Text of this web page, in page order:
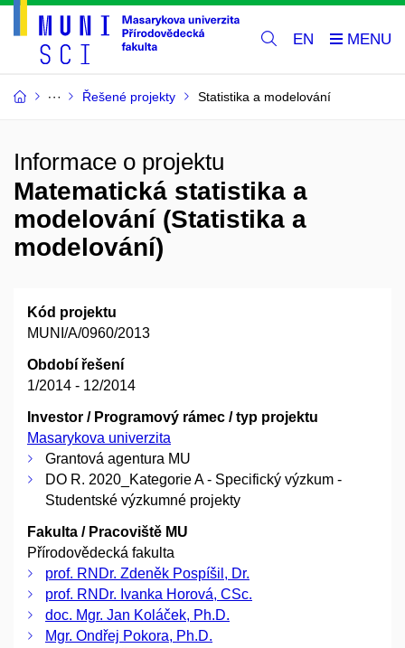
EN
Řešené projekty Statistika a modelování
Informace o projektu
Matematická statistika a
modelování (Statistika a
modelování)
Kód projektu
MUNI/A/0960/2013
Období řešení
1/2014 - 12/2014
Investor / Programový rámec / typ projektu
Masarykova univerzita
Grantová agentura MU
DO R. 2020_Kategorie A - Specifický výzkum -
Studentské výzkumné projekty
Fakulta / Pracoviště MU
Přírodovědecká fakulta
prof. RNDr. Zdeněk Pospíšil, Dr.
prof. RNDr. Ivanka Horová, CSc.
doc. Mgr. Jan Koláček, Ph.D.
Mgr. Ondřej Pokora, Ph.D.